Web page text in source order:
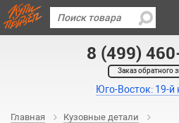
8 (499)
Заказ обратного
Юго-Восток: 19-
Главная
Кузовные детали